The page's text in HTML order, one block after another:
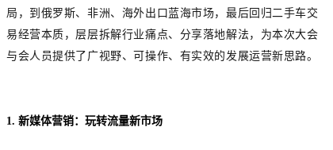
局，到俄罗斯、非洲、海外出口蓝海市场，最后回归二手车交
易经营本质，层层拆解行业痛点、分享落地解法，为本次大会
与会人员提供了广视野、可操作、有实效的发展运营新思路。
1. 新媒体营销：玩转流量新市场